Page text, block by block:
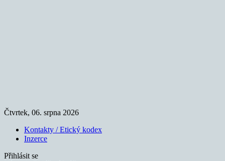
Čtvrtek, 06. srpna 2026
Kontakty / Etický kodex
Inzerce
Přihlásit se